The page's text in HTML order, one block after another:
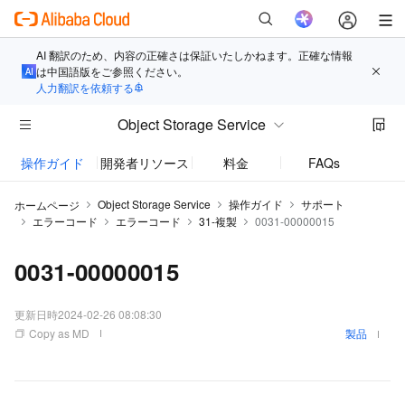
AI 翻訳のため、内容の正確さは保証いたしかねます。正確な情報
は中国語版をご参照ください。
人力翻訳を依頼する
Object Storage Service
操作ガイド 開発者リソース 料金 FAQs
ホームページ Object Storage Service 操作ガイド
サポート
エラーコード
エラーコード 31-複製 0031-00000015
0031-00000015
更新日時2024-02-26 08:08:30
Copy as MD
製品